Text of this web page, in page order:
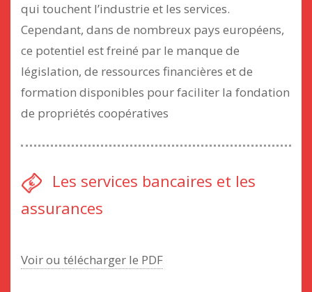
qui touchent l’industrie et les services.
Cependant, dans de nombreux pays européens,
ce potentiel est freiné par le manque de
législation, de ressources financières et de
formation disponibles pour faciliter la fondation
de propriétés coopératives
Les services bancaires et les
assurances
Voir ou télécharger le PDF